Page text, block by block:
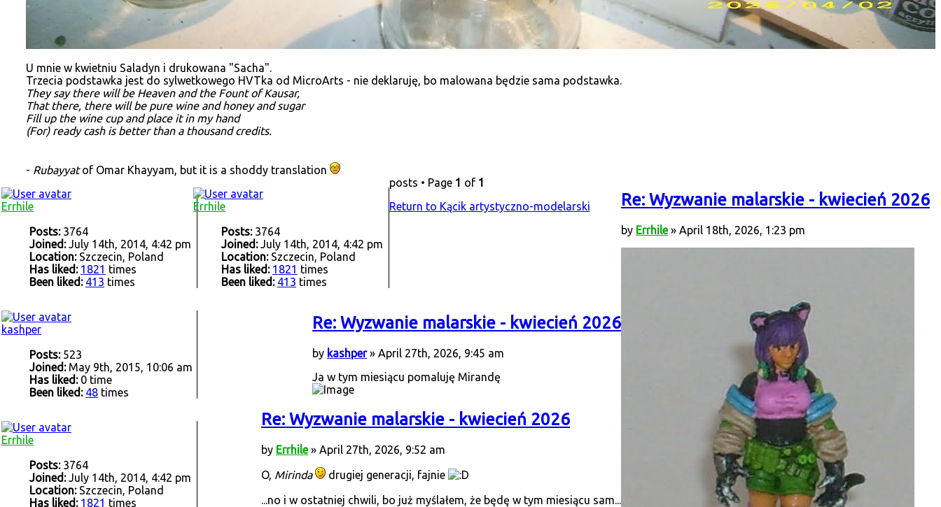
U mnie w kwietniu Saladyn i drukowana "Sacha".
Trzecia podstawka jest do sylwetkowego HVTka od MicroArts - nie deklaruję, bo malowana będzie sama podstawka.
They say there will be Heaven and the Fount of Kausar,
That there, there will be pure wine and honey and sugar
Fill up the wine cup and place it in my hand
(For) ready cash is better than a thousand credits.
- Rubayyatof Omar Khayyam, but it is a shoddy translation
Errhile
Posts:3764
Joined:July 14th, 2014, 4:42 pm
Location:Szczecin, Poland
Has liked: 1821 times
Been liked: 413 times
Re: Wyzwanie malarskie - kwiecień 2026
by Errhile» April 18th, 2026, 1:23 pm
Errhile
Posts:3764
Joined:July 14th, 2014, 4:42 pm
Location:Szczecin, Poland
Has liked: 1821 times
Been liked: 413 times
Re: Wyzwanie malarskie - kwiecień 2026
by kashper» April 27th, 2026, 9:45 am
Ja w tym miesiącu pomaluję Mirandę
kashper
Posts:523
Joined:May 9th, 2015, 10:06 am
Has liked:0 time
Been liked: 48 times
Re: Wyzwanie malarskie - kwiecień 2026
by Errhile» April 27th, 2026, 9:52 am
O, Mirinda
drugiej generacji, fajnie
...no i w ostatniej chwili, bo już myślałem, że będę w tym miesiącu sam...
Errhile
Posts:3764
Joined:July 14th, 2014, 4:42 pm
Location:Szczecin, Poland
Has liked: 1821 times
posts • Page 1 of 1
Return to Kącik artystyczno-modelarski